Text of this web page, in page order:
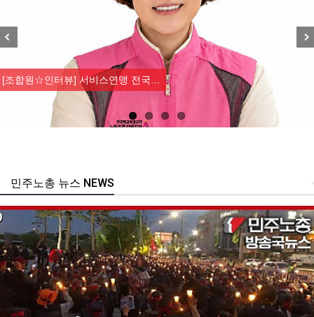
[조합원☆인터뷰] 서비스연맹 전국…
주노총 뉴스 NEWS